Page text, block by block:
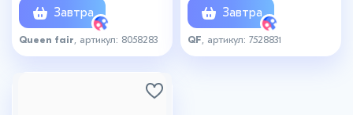
Завтра
Queen fair , артикул: 8058283
мм, цвет серебро
Завтра
QF , артикул: 7528831